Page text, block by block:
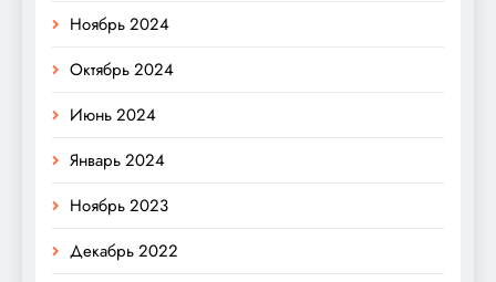
Ноябрь 2024
Октябрь 2024
Июнь 2024
Январь 2024
Ноябрь 2023
Декабрь 2022